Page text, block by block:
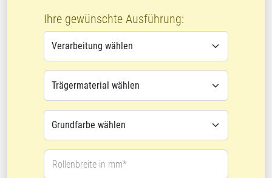
Ihre gewünschte Ausführung:
Rollenbreite in mm*